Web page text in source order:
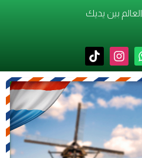
العالم بين يديك